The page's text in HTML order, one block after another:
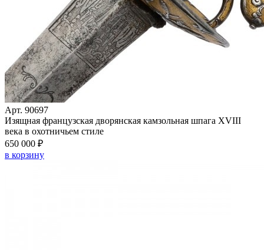
Арт. 90697
Изящная французская дворянская камзольная шпага XVIII
века в охотничьем стиле
650 000 ₽
в корзину